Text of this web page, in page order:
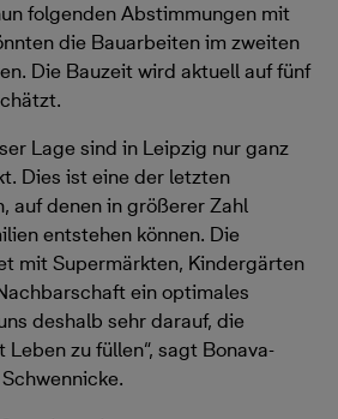
folgenden Abstimmungen mit
die Bauarbeiten im zweiten
Die Bauzeit wird aktuell auf fünf
Lage sind in Leipzig nur ganz
Dies ist eine der letzten
auf denen in größerer Zahl
entstehen können. Die
mit Supermärkten, Kindergärten
ein optimales
deshalb sehr darauf, die
zu füllen“, sagt Bonava-